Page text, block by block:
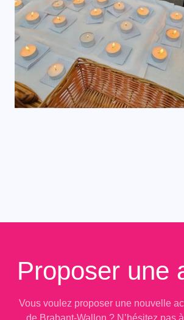
Proposer une
Vous voulez proposer une nouvelle
de Brabant-Wallon ? N’hésitez pas